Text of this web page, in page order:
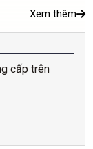
Xem thêm
cấp trên